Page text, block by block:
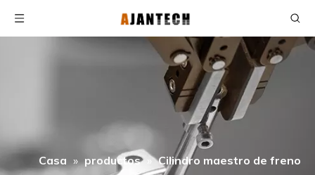
Casa » productos » Cilindro maestro de freno